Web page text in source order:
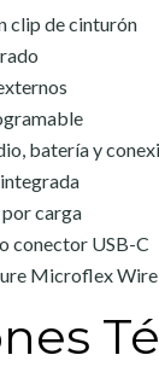
clip de cinturón
batería y
carga
conector USB-C
Microflex